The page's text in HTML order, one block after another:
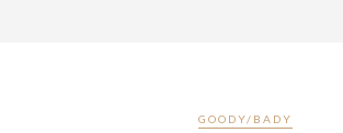
GOODY/BADY